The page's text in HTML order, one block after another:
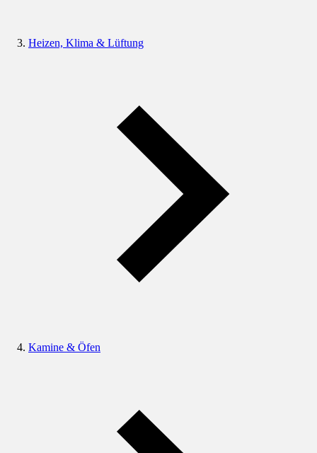
Heizen, Klima & Lüftung
Kamine & Öfen